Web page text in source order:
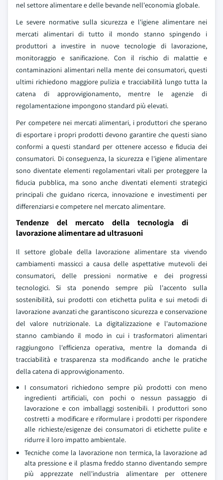
nel settore alimentare e delle bevande nell'economia globale.
Le severe normative sulla sicurezza e l'igiene alimentare nei
mercati alimentari di tutto il mondo stanno spingendo i
produttori a investire in nuove tecnologie di lavorazione,
monitoraggio e sanificazione. Con il rischio di malattie e
contaminazioni alimentari nella mente dei consumatori, questi
ultimi richiedono maggiore pulizia e tracciabilità lungo tutta la
catena di approvvigionamento, mentre le agenzie di
regolamentazione impongono standard più elevati.
Per competere nei mercati alimentari, i produttori che sperano
di esportare i propri prodotti devono garantire che questi siano
conformi a questi standard per ottenere accesso e fiducia dei
consumatori. Di conseguenza, la sicurezza e l'igiene alimentare
sono diventate elementi regolamentari vitali per proteggere la
fiducia pubblica, ma sono anche diventati elementi strategici
principali che guidano ricerca, innovazione e investimenti per
differenziarsi e competere nel mercato alimentare.
Tendenze del mercato della tecnologia di
lavorazione alimentare ad ultrasuoni
Il settore globale della lavorazione alimentare sta vivendo
cambiamenti massicci a causa delle aspettative mutevoli dei
consumatori, delle pressioni normative e dei progressi
tecnologici. Si sta ponendo sempre più l'accento sulla
sostenibilità, sui prodotti con etichetta pulita e sui metodi di
lavorazione avanzati che garantiscono sicurezza e conservazione
del valore nutrizionale. La digitalizzazione e l'automazione
stanno cambiando il modo in cui i trasformatori alimentari
raggiungono l'efficienza operativa, mentre la domanda di
tracciabilità e trasparenza sta modificando anche le pratiche
della catena di approvvigionamento.
I consumatori richiedono sempre più prodotti con meno
ingredienti artificiali, con pochi o nessun passaggio di
lavorazione e con imballaggi sostenibili. I produttori sono
costretti a modificare e riformulare i prodotti per rispondere
alle richieste/esigenze dei consumatori di etichette pulite e
ridurre il loro impatto ambientale.
Tecniche come la lavorazione non termica, la lavorazione ad
alta pressione e il plasma freddo stanno diventando sempre
più apprezzate nell'industria alimentare per ottenere